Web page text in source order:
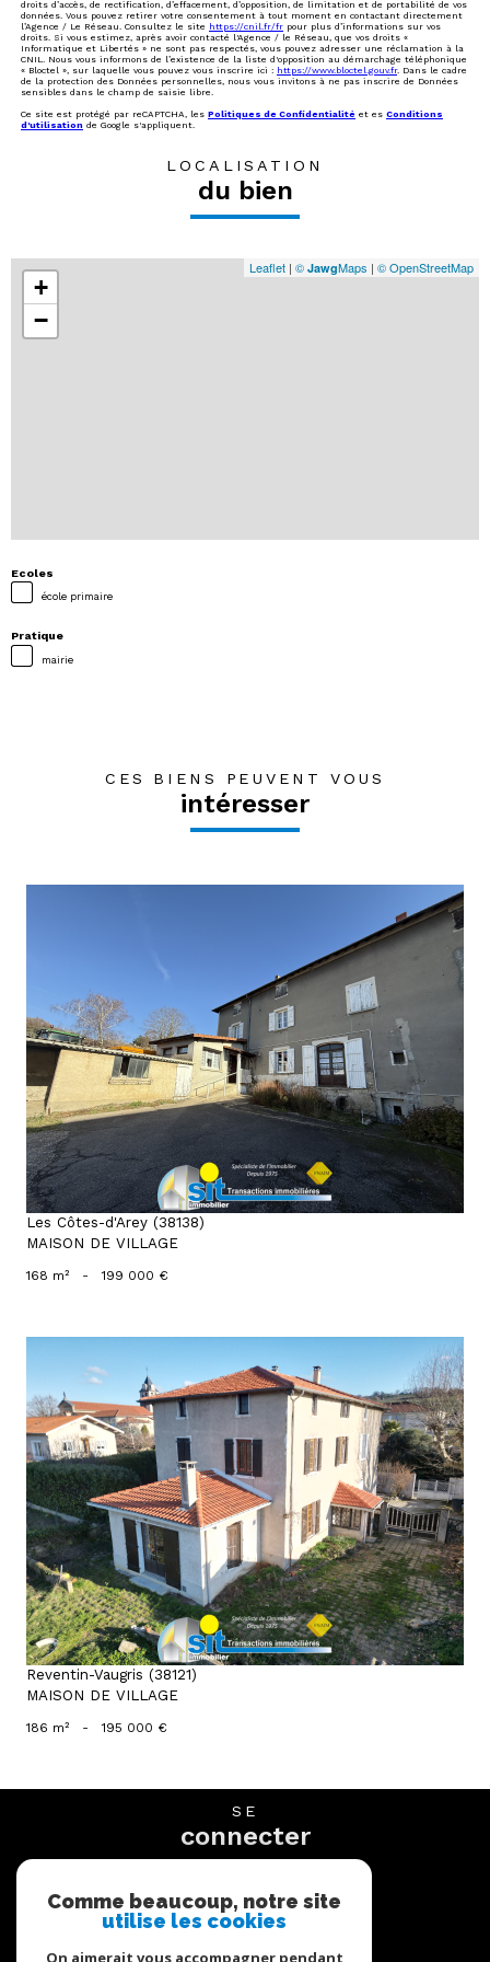
droits d’accès, de rectification, d’effacement, d’opposition, de limitation et de portabilité de vos
données. Vous pouvez retirer votre consentement à tout moment en contactant directement
l’Agence / Le Réseau. Consultez le site https://cnil.fr/fr pour plus d’informations sur vos
droits. Si vous estimez, après avoir contacté l'Agence / le Réseau, que vos droits «
Informatique et Libertés » ne sont pas respectés, vous pouvez adresser une réclamation à la
CNIL. Nous vous informons de l’existence de la liste d'opposition au démarchage téléphonique
« Bloctel », sur laquelle vous pouvez vous inscrire ici : https://www.bloctel.gouv.fr. Dans le cadre
de la protection des Données personnelles, nous vous invitons à ne pas inscrire de Données
sensibles dans le champ de saisie libre.
Ce site est protégé par reCAPTCHA, les Politiques de Confidentialité et es Conditions
d'utilisation de Google s'appliquent.
LOCALISATION
du bien
+
−
Leaflet | © JawgMaps | © OpenStreetMap
Ecoles
école primaire
Pratique
mairie
CES BIENS PEUVENT VOUS
intéresser
voir le bien
Les Côtes-d'Arey (38138)
MAISON DE VILLAGE
168 m² - 199 000 €
voir le bien
Reventin-Vaugris (38121)
MAISON DE VILLAGE
186 m² - 195 000 €
SE
connecter
NOUS
suivre
Comme beaucoup, notre site
utilise les cookies
On aimerait vous accompagner pendant